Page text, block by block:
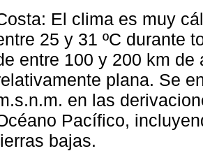
El clima es muy
25 y 31 ºC durante
entre 100 y 200 km
plana. Se
en las
Pacífico,
bajas.